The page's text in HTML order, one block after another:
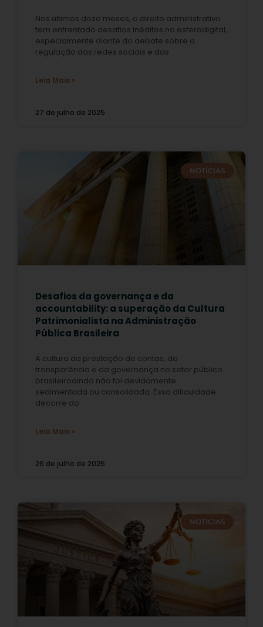
Nos últimos doze meses, o direito administrativo
tem enfrentado desafios inéditos na esferadigital,
especialmente diante do debate sobre a
regulação das redes sociais e das
Leia Mais »
27 de julho de 2025
NOTÍCIAS
Desafios da governança e da
accountability: a superação da Cultura
Patrimonialista na Administração
Pública Brasileira
A cultura da prestação de contas, da
transparência e da governança no setor público
brasileiroainda não foi devidamente
sedimentada ou consolidada. Essa dificuldade
decorre do
Leia Mais »
26 de julho de 2025
NOTÍCIAS